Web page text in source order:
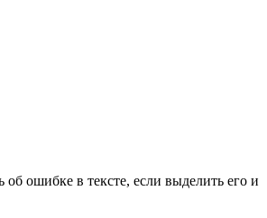
ошибке в тексте, если выделить его и